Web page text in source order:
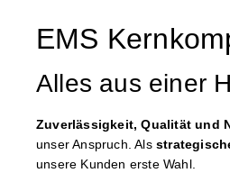
EMS
Alles aus einer
Zuverlässigkeit, Qualität und
unser Anspruch.Als
unsere Kunden erste Wahl.